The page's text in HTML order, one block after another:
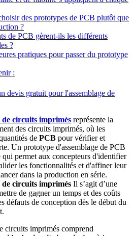
des prototypes de PCB plutôt que
?
de PCB gèrent-ils les différents
?
pratiques pour passer du prototype
:
devis gratuit pour l'assemblage de
de circuits imprimés représente la
des circuits imprimés, où les
de PCB pour vérifier et
Un prototype d'assemblage de PCB
permet aux concepteurs d'identifier
les fonctionnalités et d'affiner leur
dans la production en série.
de circuits imprimés Il s’agit d’une
de gagner un temps et des coûts
défauts de conception dès le début du
circuits imprimés comprend